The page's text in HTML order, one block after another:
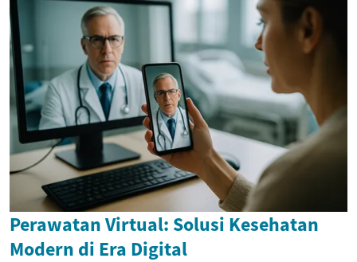
Perawatan Virtual: Solusi Kesehatan
Modern di Era Digital